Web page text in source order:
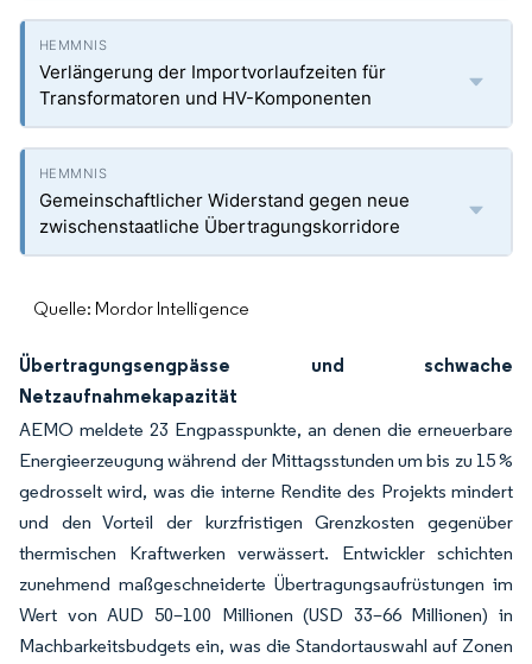
Verlängerung der Importvorlaufzeiten für
Transformatoren und HV-Komponenten
Gemeinschaftlicher Widerstand gegen neue
zwischenstaatliche Übertragungskorridore
Quelle: Mordor Intelligence
Übertragungsengpässe und schwache
Netzaufnahmekapazität
AEMO meldete 23 Engpasspunkte, an denen die erneuerbare
Energieerzeugung während der Mittagsstunden um bis zu 15 %
gedrosselt wird, was die interne Rendite des Projekts mindert
und den Vorteil der kurzfristigen Grenzkosten gegenüber
thermischen Kraftwerken verwässert. Entwickler schichten
zunehmend maßgeschneiderte Übertragungsaufrüstungen im
Wert von AUD 50–100 Millionen (USD 33–66 Millionen) in
Machbarkeitsbudgets ein, was die Standortauswahl auf Zonen